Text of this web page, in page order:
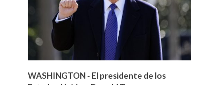
WASHINGTON - El presidente de los